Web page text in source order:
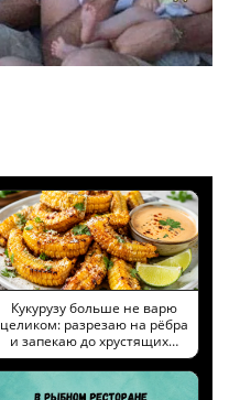
Кукурузу больше не варю
целиком: разрезаю на рёбра
и запекаю до хрустящих…